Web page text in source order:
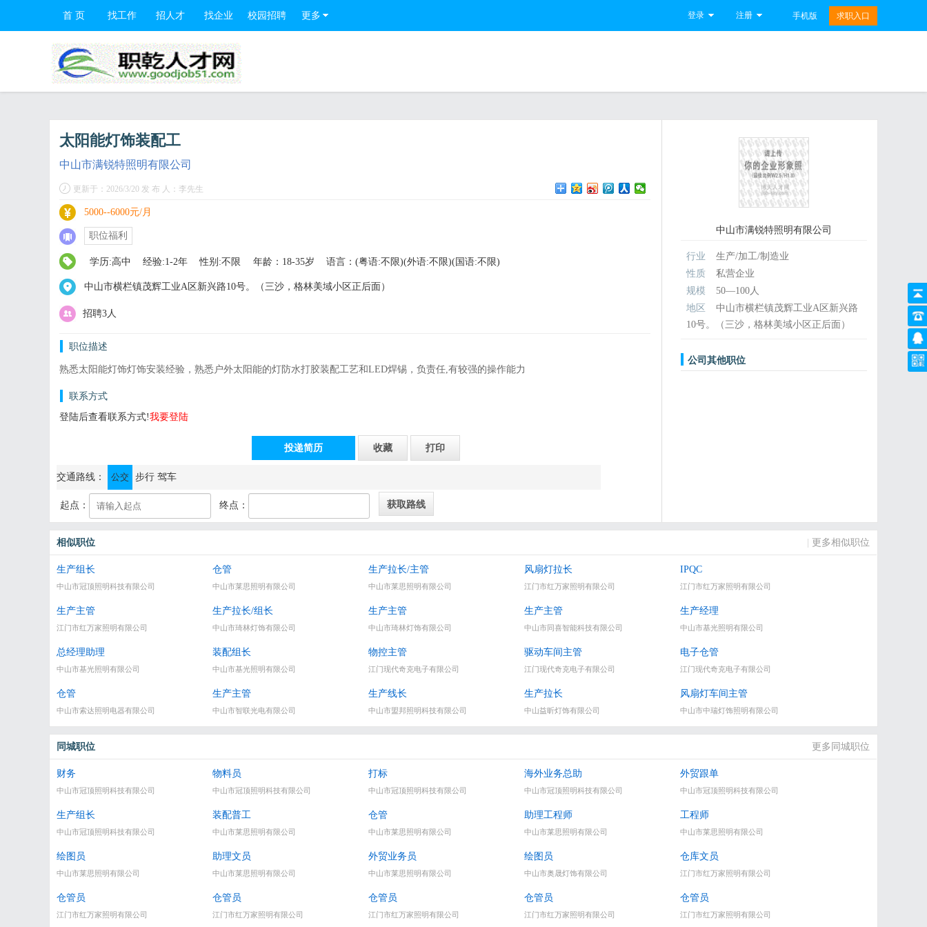
首 页 找工作 招人才 找企业 校园招聘 更多 手机版 求职入口
注册
登录
太阳能灯饰装配工
中山市满锐特照明有限公司
更新于：2026/3/20 发 布 人：李先生
5000--6000元/月
职位福利
学历:高中 经验:1-2年 性别:不限 年龄：18-35岁 语言：(粤语:不限)(外语:不限)(国语:不限)
中山市横栏镇茂辉工业A区新兴路10号。（三沙，格林美域小区正后面）
招聘3人
职位描述
熟悉太阳能灯饰灯饰安装经验，熟悉户外太阳能的灯防水打胶装配工艺和LED焊锡，负责任,有较强的操作能力
联系方式
登陆后查看联系方式!我要登陆
投递简历 收藏 打印
通讯地址：中山市横栏镇茂辉工业A区新兴路10号。（三沙，格林美域小区正后面）
交通路线： 公交 步行 驾车
起点： 终点：
中山市满锐特照明有限公司
行业
生产/加工/制造业
性质
私营企业
规模
50—100人
地区
中山市横栏镇茂辉工业A区新兴路
10号。（三沙，格林美域小区正后面）
公司其他职位
相似职位 | 更多相似职位
生产组长
中山市冠顶照明科技有限公司
仓管
中山市莱思照明有限公司
生产拉长/主管
中山市莱思照明有限公司
风扇灯拉长
江门市红万家照明有限公司
IPQC
江门市红万家照明有限公司
生产主管
江门市红万家照明有限公司
生产拉长/组长
中山市琦林灯饰有限公司
生产主管
中山市琦林灯饰有限公司
生产主管
中山市同喜智能科技有限公司
生产经理
中山市基光照明有限公司
总经理助理
中山市基光照明有限公司
装配组长
中山市基光照明有限公司
物控主管
江门现代奇克电子有限公司
驱动车间主管
江门现代奇克电子有限公司
电子仓管
江门现代奇克电子有限公司
仓管
中山市索达照明电器有限公司
生产主管
中山市智联光电有限公司
生产线长
中山市盟邦照明科技有限公司
生产拉长
中山益昕灯饰有限公司
风扇灯车间主管
中山市中瑞灯饰照明有限公司
同城职位 更多同城职位
财务
中山市冠顶照明科技有限公司
物料员
中山市冠顶照明科技有限公司
打标
中山市冠顶照明科技有限公司
海外业务总助
中山市冠顶照明科技有限公司
外贸跟单
中山市冠顶照明科技有限公司
生产组长
中山市冠顶照明科技有限公司
装配普工
中山市莱思照明有限公司
仓管
中山市莱思照明有限公司
助理工程师
中山市莱思照明有限公司
工程师
中山市莱思照明有限公司
绘图员
中山市莱思照明有限公司
助理文员
中山市莱思照明有限公司
外贸业务员
中山市莱思照明有限公司
绘图员
中山市奥晟灯饰有限公司
仓库文员
江门市红万家照明有限公司
仓管员
江门市红万家照明有限公司
仓管员
江门市红万家照明有限公司
仓管员
江门市红万家照明有限公司
仓管员
江门市红万家照明有限公司
仓管员
江门市红万家照明有限公司